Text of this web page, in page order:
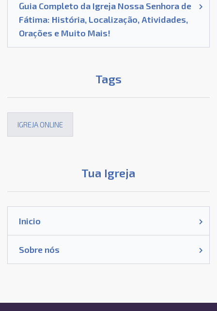
Guia Completo da Igreja Nossa Senhora de
Fátima: História, Localização, Atividades,
Orações e Muito Mais!
Tags
IGREJA ONLINE
Tua Igreja
Inicio
Sobre nós